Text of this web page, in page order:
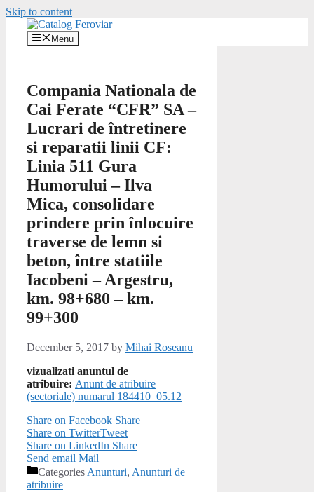
Skip to content
Menu
Compania Nationala de
Cai Ferate “CFR” SA –
Lucrari de întretinere
si reparatii linii CF:
Linia 511 Gura
Humorului – Ilva
Mica, consolidare
prindere prin înlocuire
traverse de lemn si
beton, între statiile
Iacobeni – Argestru,
km. 98+680 – km.
99+300
December 5, 2017 by Mihai Roseanu
vizualizati anuntul de
atribuire: Anunt de atribuire
(sectoriale) numarul 184410_05.12
Share on Facebook Share
Share on TwitterTweet
Share on LinkedIn Share
Send email Mail
Categories Anunturi, Anunturi de
atribuire